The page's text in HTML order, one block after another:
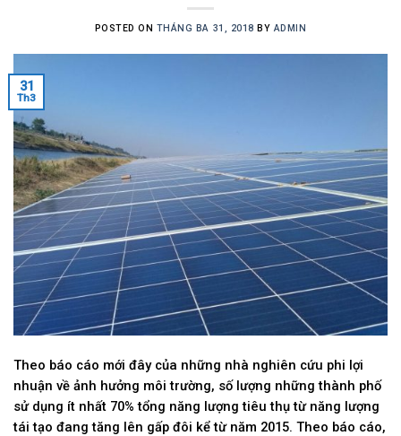
POSTED ON THÁNG BA 31, 2018 BY ADMIN
31
Th3
Theo báo cáo mới đây của những nhà nghiên cứu phi lợi
nhuận về ảnh hưởng môi trường, số lượng những thành phố
sử dụng ít nhất 70% tổng năng lượng tiêu thụ từ năng lượng
tái tạo đang tăng lên gấp đôi kể từ năm 2015. Theo báo cáo,